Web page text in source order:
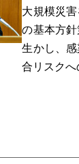
大規模災
の基本方
生かし、
合リスク